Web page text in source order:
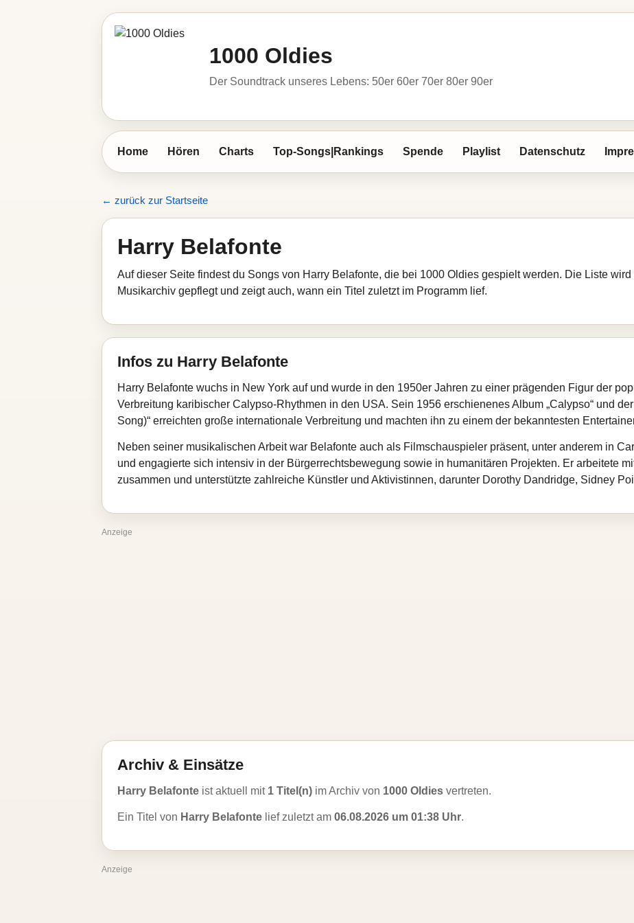
1000 Oldies
Der Soundtrack unseres Lebens: 50er 60er 70er 80er 90er
Home Hören Charts Top-Songs|Rankings Spende Playlist Datenschutz
← zurück zur Startseite
Harry Belafonte
Auf dieser Seite findest du Songs von Harry Belafonte, die bei 1000 Oldies gespielt werden. Die Liste
Musikarchiv gepflegt und zeigt auch, wann ein Titel zuletzt im Programm lief.
Infos zu Harry Belafonte
Harry Belafonte wuchs in New York auf und wurde in den 1950er Jahren zu einer prägenden Figur der
Verbreitung karibischer Calypso‑Rhythmen in den USA. Sein 1956 erschienenes Album „Calypso“ und
Song)“ erreichten große internationale Verbreitung und machten ihn zu einem der bekanntesten
Neben seiner musikalischen Arbeit war Belafonte auch als Filmschauspieler präsent, unter anderem in
und engagierte sich intensiv in der Bürgerrechtsbewegung sowie in humanitären Projekten. Er arbeitete
zusammen und unterstützte zahlreiche Künstler und Aktivistinnen, darunter Dorothy Dandridge, Sidney
Anzeige
Archiv & Einsätze
Harry Belafonte ist aktuell mit 1 Titel(n) im Archiv von 1000 Oldies vertreten.
Ein Titel von Harry Belafonte lief zuletzt am 06.08.2026 um 01:38 Uhr.
Anzeige